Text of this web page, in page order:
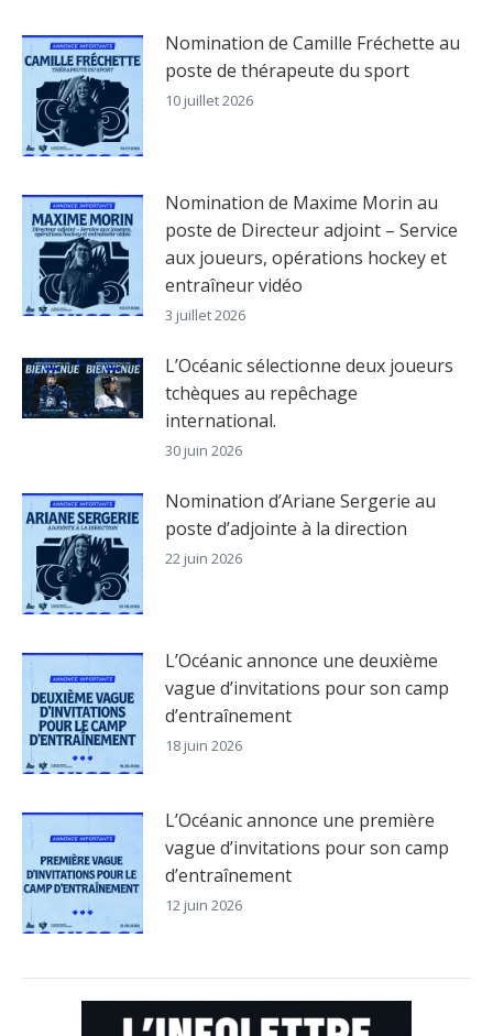
Nomination de Camille Fréchette au
poste de thérapeute du sport
10 juillet 2026
Nomination de Maxime Morin au
poste de Directeur adjoint – Service
aux joueurs, opérations hockey et
entraîneur vidéo
3 juillet 2026
L’Océanic sélectionne deux joueurs
tchèques au repêchage
international.
30 juin 2026
Nomination d’Ariane Sergerie au
poste d’adjointe à la direction
22 juin 2026
L’Océanic annonce une deuxième
vague d’invitations pour son camp
d’entraînement
18 juin 2026
L’Océanic annonce une première
vague d’invitations pour son camp
d’entraînement
12 juin 2026